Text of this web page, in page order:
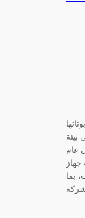
بيئة
عام
جهاز
بما